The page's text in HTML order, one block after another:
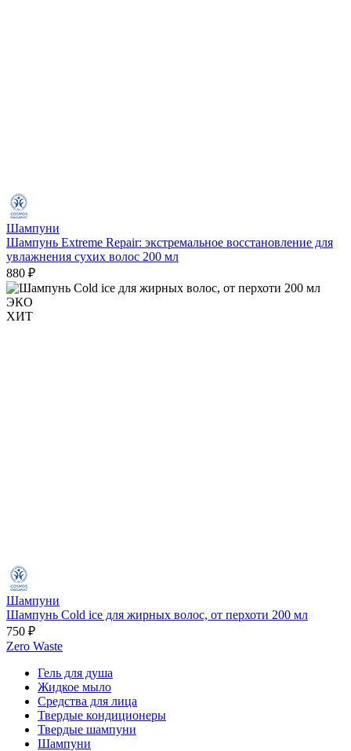
Шампуни
Шампунь Extreme Repair: экстремальное восстановление для
увлажнения сухих волос 200 мл
880 ₽
ЭКО
ХИТ
Шампуни
Шампунь Cold ice для жирных волос, от перхоти 200 мл
750 ₽
Zero Waste
Гель для душа
Жидкое мыло
Средства для лица
Твердые кондиционеры
Твердые шампуни
Шампуни